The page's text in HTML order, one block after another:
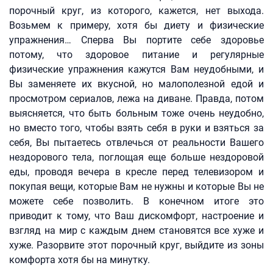
порочный круг, из которого, кажется, нет выхода.
Возьмем к примеру, хотя бы диету и физические
упражнения… Сперва Вы портите себе здоровье
потому, что здоровое питание и регулярные
физические упражнения кажутся Вам неудобными, и
Вы заменяете их вкусной, но малополезной едой и
просмотром сериалов, лежа на диване. Правда, потом
выясняется, что быть больным тоже очень неудобно,
но вместо того, чтобы взять себя в руки и взяться за
себя, Вы пытаетесь отвлечься от реальности Вашего
нездорового тела, поглощая еще больше нездоровой
еды, проводя вечера в кресле перед телевизором и
покупая вещи, которые Вам не нужны и которые Вы не
можете себе позволить. В конечном итоге это
приводит к тому, что Ваш дискомфорт, настроение и
взгляд на мир с каждым днем становятся все хуже и
хуже. Разорвите этот порочный круг, выйдите из зоны
комфорта хотя бы на минутку.